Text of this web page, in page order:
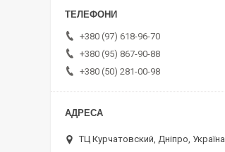
+380 (97) 618-96-70
+380 (95) 867-90-88
+380 (50) 281-00-98
ТЦ Курчатовский, Дніпро, Україна